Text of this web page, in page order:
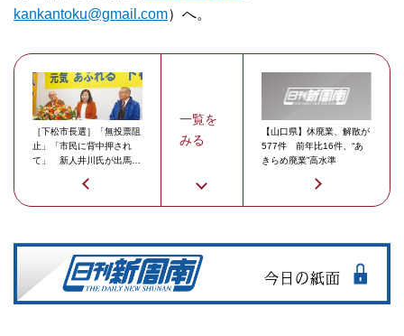
kankantoku@gmail.com）へ。
［下松市長選］「無投票阻
止」「市民に背中押され
て」 新人井川氏が出馬表
一覧を
みる
【山口県】休廃業、解散が
577件 前年比16件、“あ
きらめ廃業”高水準